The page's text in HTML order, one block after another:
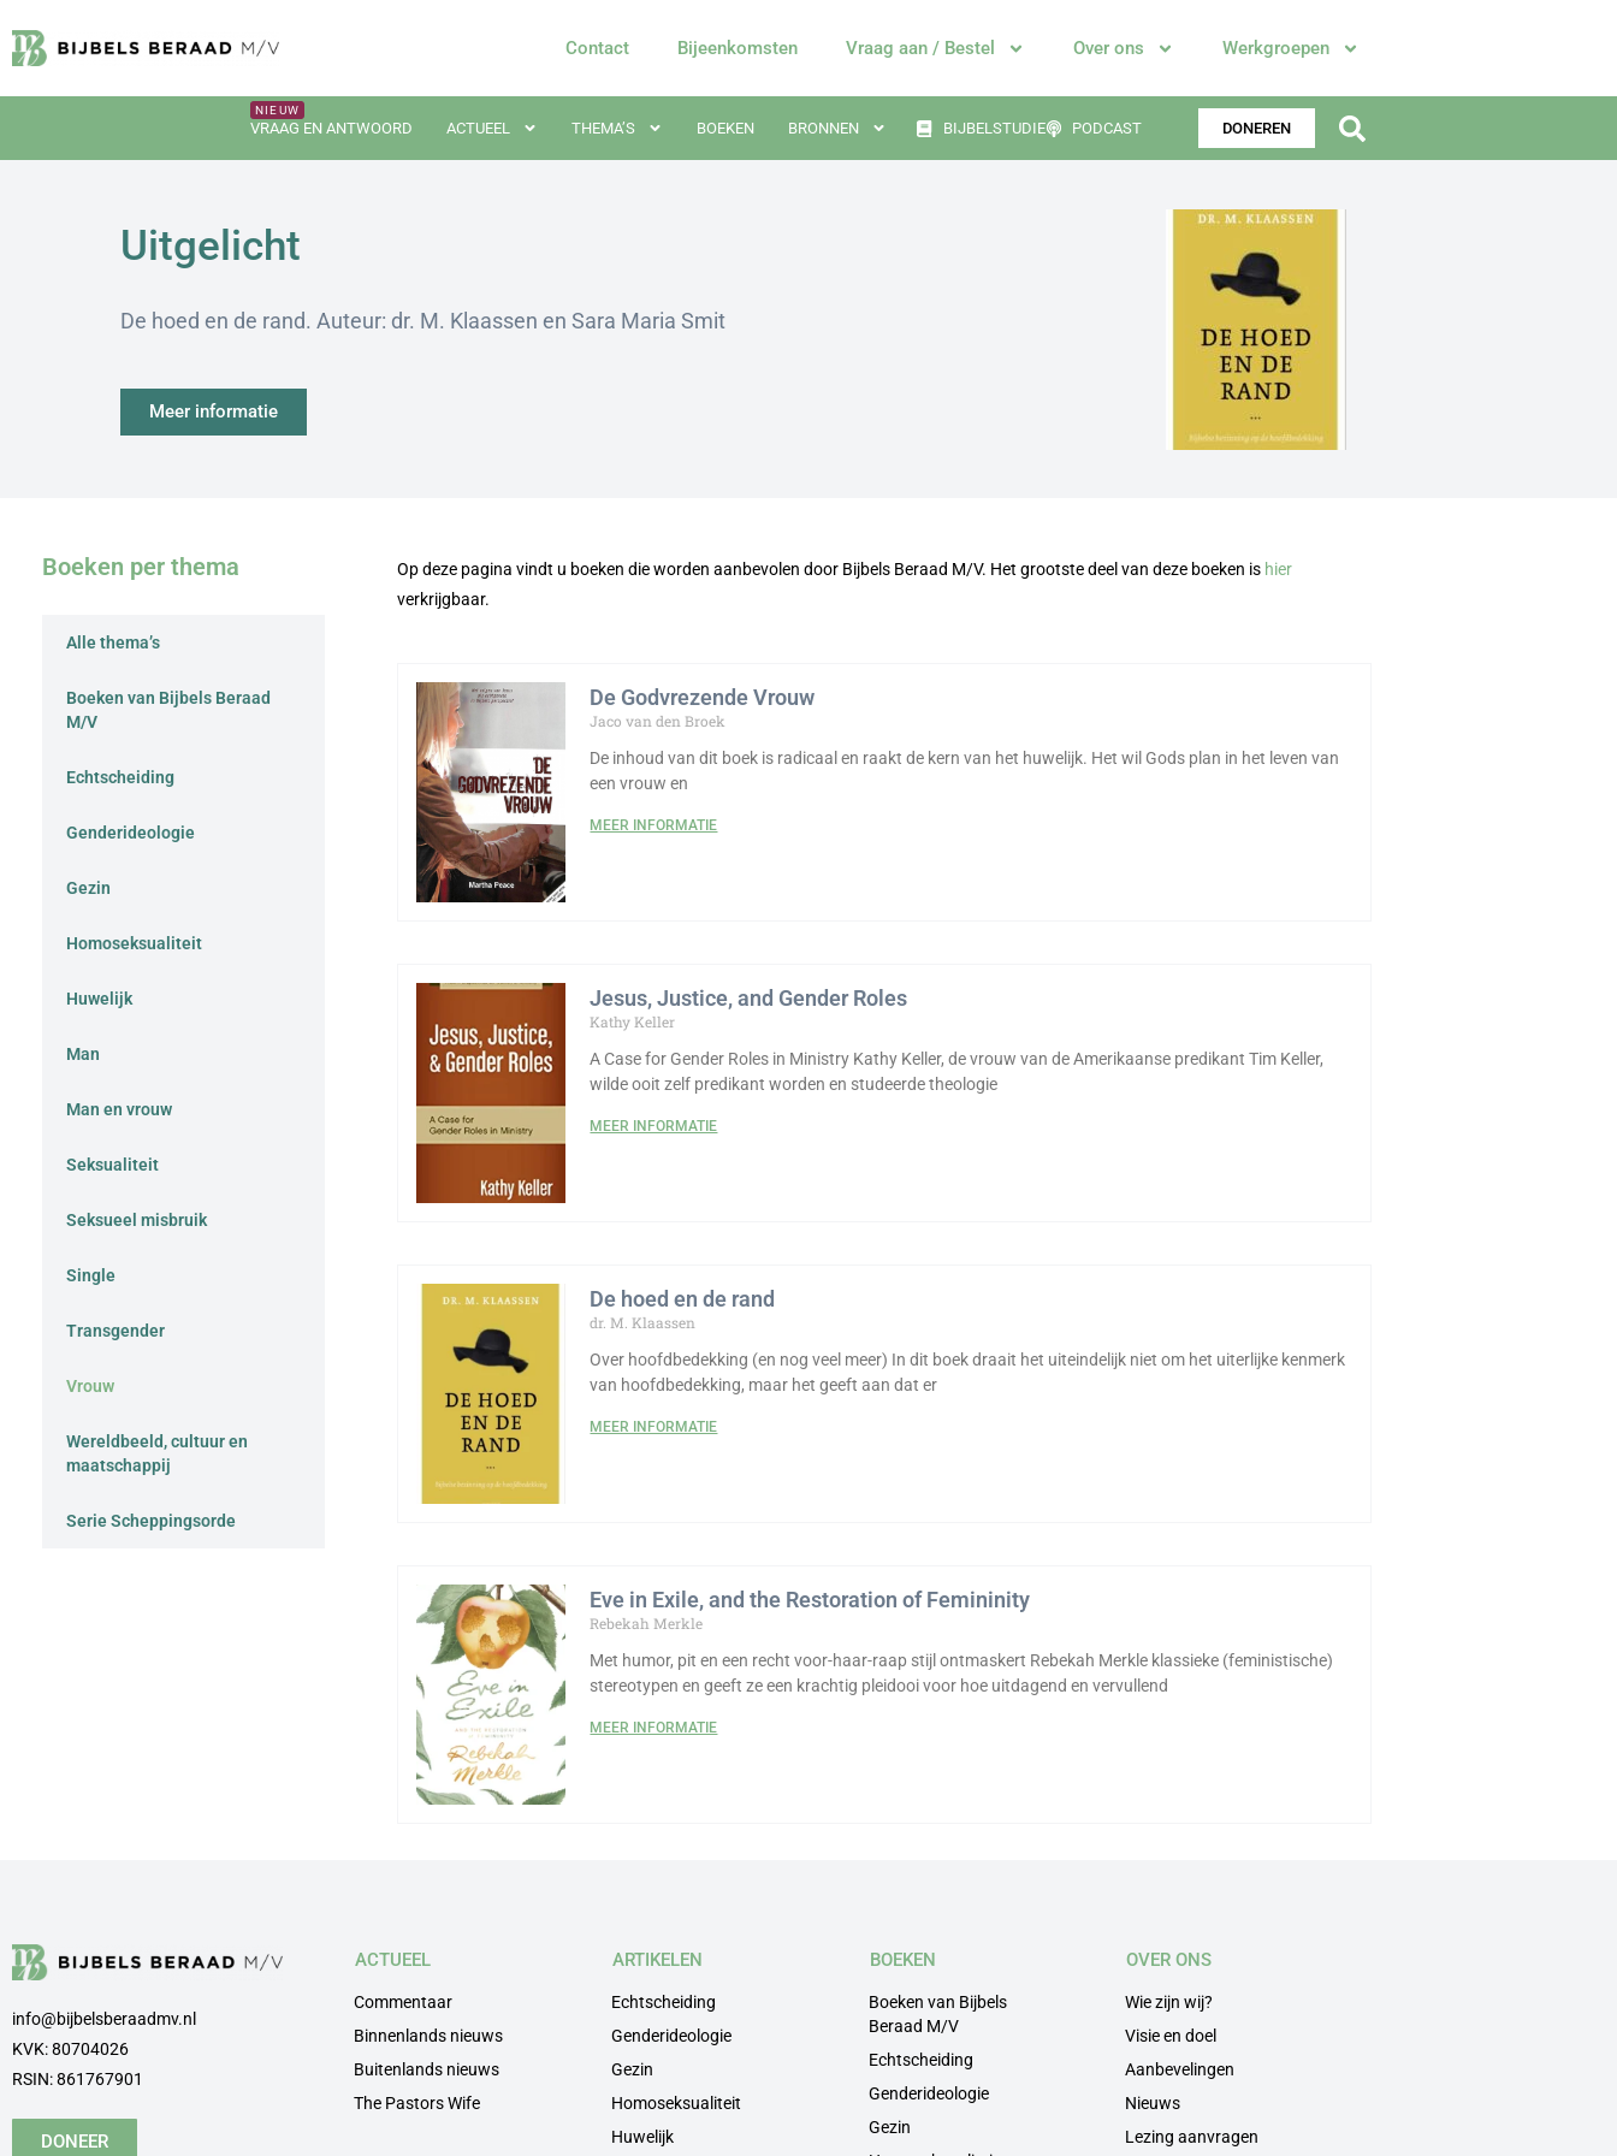
Contact Bijeenkomsten Vraag aan / Bestel Over ons Werkgroepen
VRAAG EN ANTWOORD ACTUEEL THEMA’S BOEKEN BRONNEN BIJBELSTUDIE PODCAST DONEREN
Uitgelicht
De hoed en de rand. Auteur: dr. M. Klaassen en Sara Maria Smit
Meer informatie
Boeken per thema
Alle thema’s
Boeken van Bijbels Beraad
M/V
Echtscheiding
Genderideologie
Gezin
Homoseksualiteit
Huwelijk
Man
Man en vrouw
Seksualiteit
Seksueel misbruik
Single
Transgender
Vrouw
Wereldbeeld, cultuur en
maatschappij
Serie Scheppingsorde
Op deze pagina vindt u boeken die worden aanbevolen door Bijbels Beraad M/V. Het grootste deel van deze boeken is hier
verkrijgbaar.
De Godvrezende Vrouw
Jaco van den Broek
De inhoud van dit boek is radicaal en raakt de kern van het huwelijk. Het wil Gods plan in het leven van
een vrouw en
MEER INFORMATIE
Jesus, Justice, and Gender Roles
Kathy Keller
A Case for Gender Roles in Ministry Kathy Keller, de vrouw van de Amerikaanse predikant Tim Keller,
wilde ooit zelf predikant worden en studeerde theologie
MEER INFORMATIE
De hoed en de rand
dr. M. Klaassen
Over hoofdbedekking (en nog veel meer) In dit boek draait het uiteindelijk niet om het uiterlijke kenmerk
van hoofdbedekking, maar het geeft aan dat er
MEER INFORMATIE
Eve in Exile, and the Restoration of Femininity
Rebekah Merkle
Met humor, pit en een recht voor-haar-raap stijl ontmaskert Rebekah Merkle klassieke (feministische)
stereotypen en geeft ze een krachtig pleidooi voor hoe uitdagend en vervullend
MEER INFORMATIE
info@bijbelsberaadmv.nl
KVK: 80704026
RSIN: 861767901
DONEER
ACTUEEL
Commentaar
Binnenlands nieuws
Buitenlands nieuws
The Pastors Wife
ARTIKELEN
Echtscheiding
Genderideologie
Gezin
Homoseksualiteit
Huwelijk
BOEKEN
Boeken van Bijbels
Beraad M/V
Echtscheiding
Genderideologie
Gezin
OVER ONS
Wie zijn wij?
Visie en doel
Aanbevelingen
Nieuws
Lezing aanvragen